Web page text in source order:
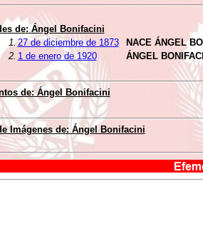
de: Ángel Bonifacini
1.27 de diciembre de 1873
NACE ÁNGEL
2. 1 de enero de 1920 ÁNGEL
de: Ángel Bonifacini
Imágenes de: Ángel Bonifacini